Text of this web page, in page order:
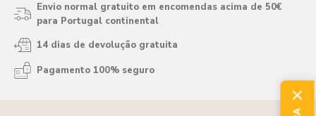
Envio normal gratuito em encomendas acima de 50€
para Portugal continental
14 dias de devolução gratuita
Pagamento 100% seguro